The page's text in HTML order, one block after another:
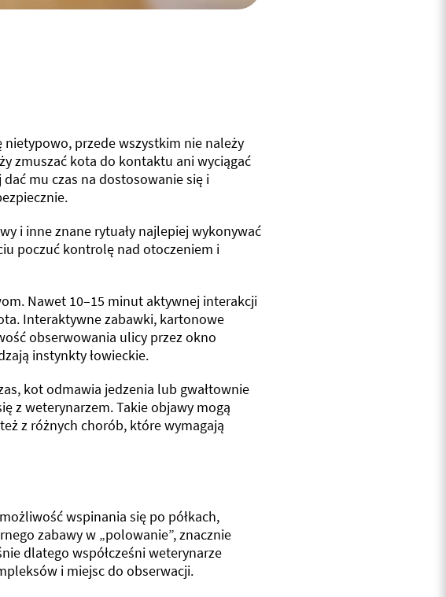
przede wszystkim nie należy
zmuszać kota do kontaktu ani wyciągać
mu czas na dostosowanie się i
i inne znane rytuały najlepiej wykonywać
poczuć kontrolę nad otoczeniem i
Nawet 10–15 minut aktywnej interakcji
Interaktywne zabawki, kartonowe
obserwowania ulicy przez okno
instynkty łowieckie.
kot odmawia jedzenia lub gwałtownie
z weterynarzem. Takie objawy mogą
z różnych chorób, które wymagają
wspinania się po półkach,
zabawy w „polowanie”, znacznie
dlatego współcześni weterynarze
i miejsc do obserwacji.